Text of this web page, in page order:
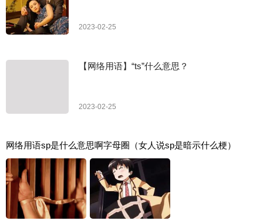
2023-02-25
【网络用语】“ts”什么意思？
2023-02-25
网络用语sp是什么意思啊字母圈（女人说sp是暗示什么梗）